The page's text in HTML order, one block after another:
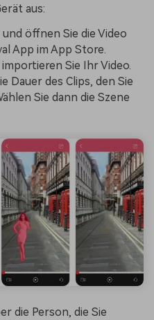
aus:
öffnen Sie die Video
App im App Store.
Sie Ihr Video.
Dauer des Clips, den Sie
Sie dann die Szene
die Person, die Sie